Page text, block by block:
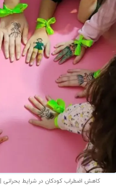
کاهش اضطراب کودکان در شرایط بحرانی | 4 تکنیک طلایی